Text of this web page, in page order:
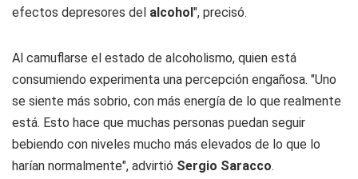
efectos depresores del alcohol ", precisó.
Al camuflarse el estado de alcoholismo, quien está
consumiendo experimenta una percepción engañosa. "Uno
se siente más sobrio, con más energía de lo que realmente
está. Esto hace que muchas personas puedan seguir
bebiendo con niveles mucho más elevados de lo que lo
harían normalmente", advirtió Sergio Saracco.